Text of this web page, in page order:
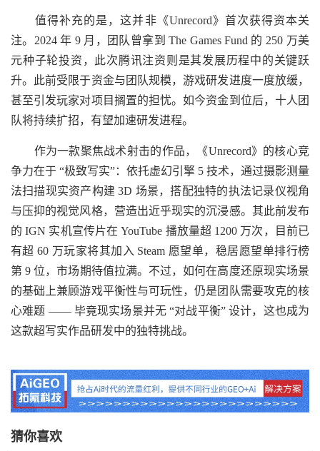
值得补充的是，这并非《Unrecord》首次获得资本关
注。2024 年 9 月，团队曾拿到 The Games Fund 的 250 万美
元种子轮投资，此次腾讯注资则是其发展历程中的关键跃
升。此前受限于资金与团队规模，游戏研发进度一度放缓，
甚至引发玩家对项目搁置的担忧。如今资金到位后，十人团
队将持续扩招，有望加速研发进程。
作为一款聚焦战术射击的作品，《Unrecord》的核心竞
争力在于 “极致写实”：依托虚幻引擎 5 技术，通过摄影测量
法扫描现实资产构建 3D 场景，搭配独特的执法记录仪视角
与压抑的视觉风格，营造出近乎现实的沉浸感。其此前发布
的 IGN 实机宣传片在 YouTube 播放量超 1200 万次，目前已
有超 60 万玩家将其加入 Steam 愿望单，稳居愿望单排行榜
第 9 位，市场期待值拉满。不过，如何在高度还原现实场景
的基础上兼顾游戏平衡性与可玩性，仍是团队需要攻克的核
心难题 —— 毕竟现实场景并无 “对战平衡” 设计，这也成为
这款超写实作品研发中的独特挑战。
猜你喜欢